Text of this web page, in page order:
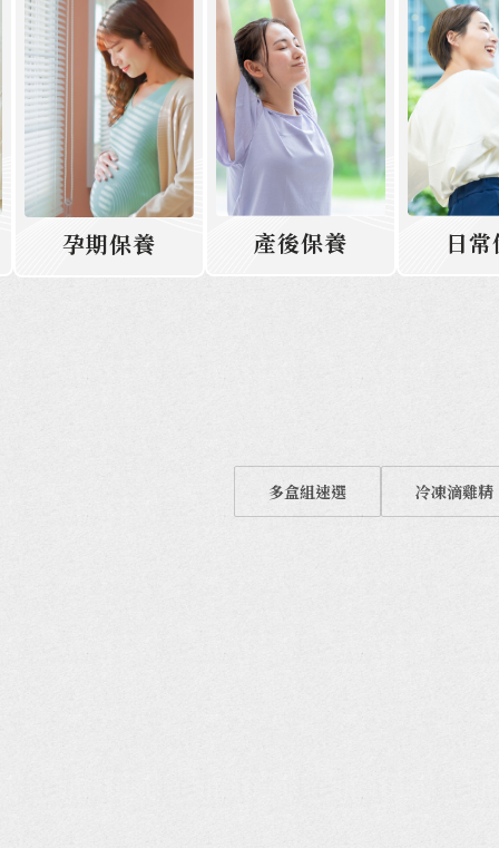
孕期保養 產後保養 日
多盒組速選 冷凍滴雞精